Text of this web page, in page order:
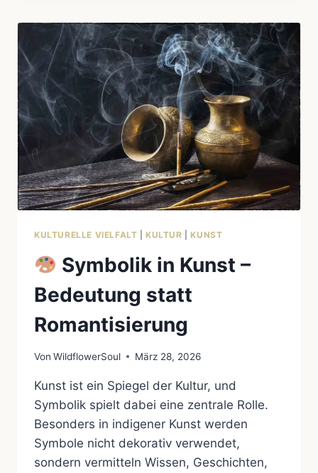
UND
FALLEN
KULTURELLE VIELFALT |KULTUR |KUNST
Symbolik in Kunst –
Bedeutung statt
Romantisierung
Von WildflowerSoul März 28, 2026
Kunst ist ein Spiegel der Kultur, und
Symbolik spielt dabei eine zentrale Rolle.
Besonders in indigener Kunst werden
Symbole nicht dekorativ verwendet,
sondern vermitteln Wissen, Geschichten,